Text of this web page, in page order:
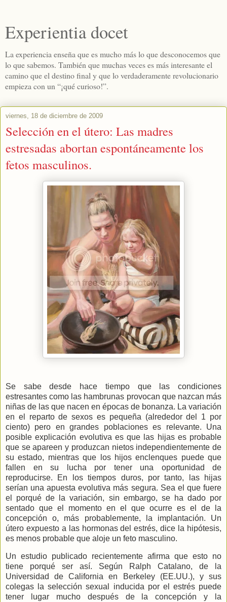
Experientia docet
La experiencia enseña que es mucho más lo que desconocemos que
lo que sabemos. También que muchas veces es más interesante el
camino que el destino final y que lo verdaderamente revolucionario
empieza con un “¡qué curioso!”.
viernes, 18 de diciembre de 2009
Selección en el útero: Las madres
estresadas abortan espontáneamente los
fetos masculinos.
Se sabe desde hace tiempo que las condiciones
estresantes como las hambrunas provocan que nazcan más
niñas de las que nacen en épocas de bonanza. La variación
en el reparto de sexos es pequeña (alrededor del 1 por
ciento) pero en grandes poblaciones es relevante. Una
posible explicación evolutiva es que las hijas es probable
que se apareen y produzcan nietos independientemente de
su estado, mientras que los hijos enclenques puede que
fallen en su lucha por tener una oportunidad de
reproducirse. En los tiempos duros, por tanto, las hijas
serían una apuesta evolutiva más segura. Sea el que fuere
el porqué de la variación, sin embargo, se ha dado por
sentado que el momento en el que ocurre es el de la
concepción o, más probablemente, la implantación. Un
útero expuesto a las hormonas del estrés, dice la hipótesis,
es menos probable que aloje un feto masculino.
Un estudio publicado recientemente afirma que esto no
tiene porqué ser así. Según Ralph Catalano, de
la
Universidad
de California en Berkeley (EE.UU.), y sus
colegas la selección sexual inducida por el estrés puede
tener lugar mucho después de la concepción y la